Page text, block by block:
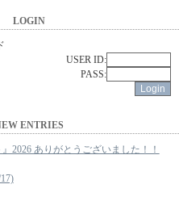
LOGIN
USER ID:
PASS:
ENTRIES
2026 ありがとうございました！！